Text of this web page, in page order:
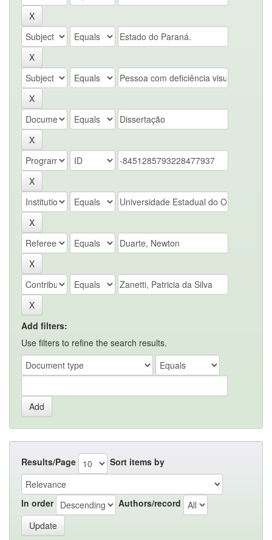
Add filters:
Use filters to refine the search results.
Results/Page Sort items by
In order Authors/record